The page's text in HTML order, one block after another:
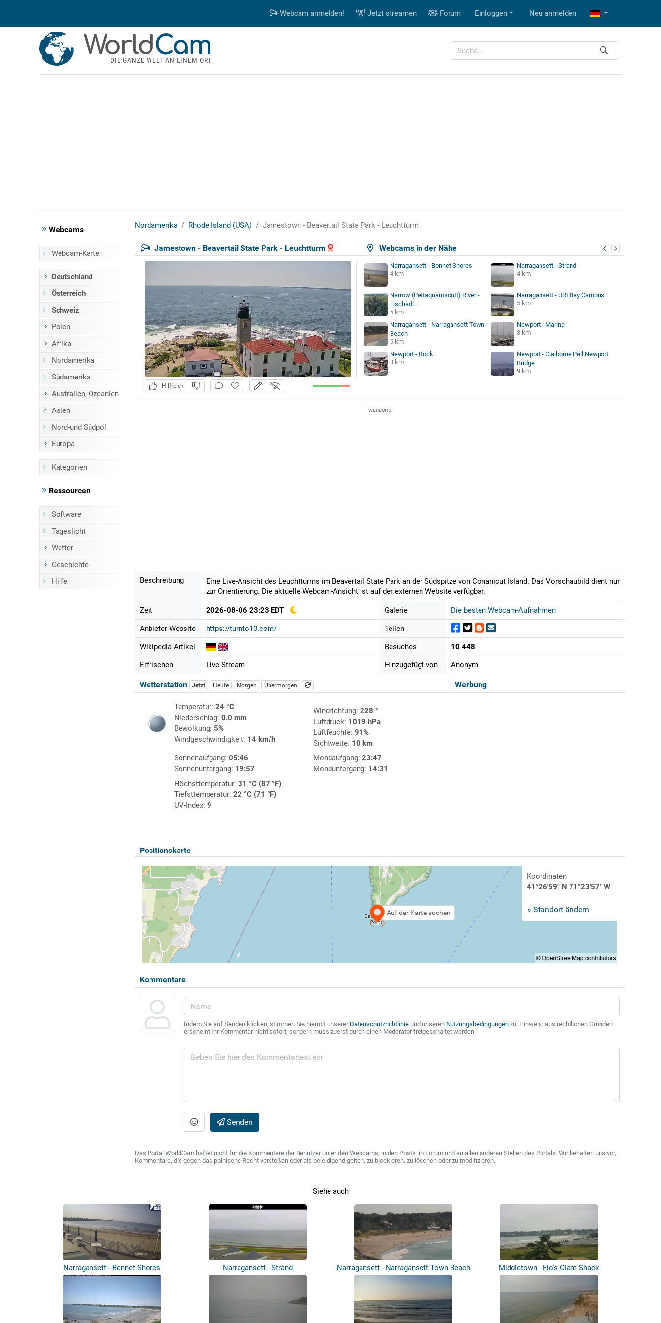
Webcam anmelden! Jetzt streamen Forum Einloggen Neu anmelden
WorldCam
DIE GANZE WELT AN EINEM ORT
Webcams
Webcam-Karte
Deutschland
Österreich
Schweiz
Polen
Afrika
Nordamerika
Südamerika
Australien, Ozeanien
Asien
Nord-und Südpol
Europa
Kategorien
Ressourcen
Software
Tageslicht
Wetter
Geschichte
Hilfe
Nordamerika Rhode Island (USA) Jamestown - Beavertail State Park - Leuchtturm
Webcams in der Nähe
Jamestown - Beavertail State Park - Leuchtturm
Hilfreich
Narragansett - Bonnet Shores
4 km
Narragansett - Strand
4 km
Narrow (Pettaquamscutt) River -
Fischadl...
5 km
Narragansett - URI Bay Campus
5 km
Narragansett - Narragansett Town
Beach
5 km
Newport - Marina
8 km
Newport - Dock
8 km
Newport - Claiborne Pell Newport
Bridge
9 km
WERBUNG
Beschreibung
Eine Live-Ansicht des Leuchtturms im Beavertail State Park an der Südspitze von Conanicut Island. Das Vorschaubild dient nur
zur Orientierung. Die aktuelle Webcam-Ansicht ist auf der externen Website verfügbar.
Zeit 2026-08-06 23:23 EDT
Anbieter-Website https://turnto10.com/
Wikipedia-Artikel
Erfrischen Live-Stream
Galerie Die besten Webcam-Aufnahmen
Teilen
Besuches 10 448
Hinzugefügt von Anonym
Werbung
Wetterstation Jetzt Heute Morgen Übermorgen
Temperatur: 24 °C
Niederschlag: 0.0 mm
Bewölkung: 5%
Windgeschwindigkeit: 14 km/h
Windrichtung: 228 °
Luftdruck: 1019 hPa
Luftfeuchte: 91%
Sichtweite: 10 km
Sonnenaufgang: 05:46
Sonnenuntergang: 19:57
Mondaufgang: 23:47
Monduntergang: 14:31
Höchsttemperatur: 31 °C (87 °F)
Tiefsttemperatur: 22 °C (71 °F)
UV-Index: 9
Positionskarte
Auf der Karte suchen
Koordinaten
41°26'59" N 71°23'57" W
» Standort ändern
Kommentare
Indem Sie auf Senden klicken, stimmen Sie hiermit unserer Datenschutzrichtlinieund unseren Nutzungsbedingungenzu. Hinweis: aus rechtlichen Gründen
erscheint Ihr Kommentar nicht sofort, sondern muss zuerst durch einen Moderator freigeschaltet werden.
Senden
Das Portal WorldCam haftet nicht für die Kommentare der Benutzer unter den Webcams, in den Posts im Forum und an allen anderen Stellen des Portals. Wir behalten uns vor,
Kommentare, die gegen das polnische Recht verstoßen oder als beleidigend gelten, zu blockieren, zu löschen oder zu modifizieren.
Siehe auch
Narragansett - Bonnet Shores Narragansett - Strand Narragansett - Narragansett Town Beach Middletown - Flo's Clam Shack